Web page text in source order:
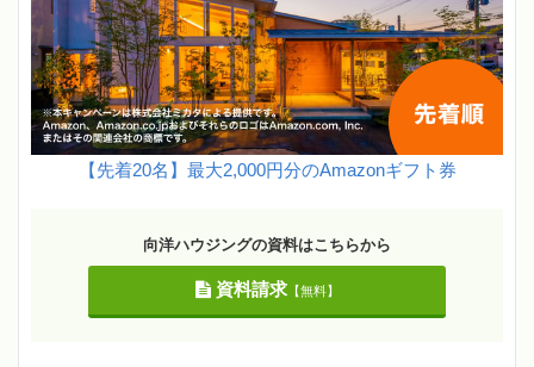
【先着20名】最大2,000円分のAmazonギフト券
向洋ハウジングの資料はこちらから
資料請求【無料】